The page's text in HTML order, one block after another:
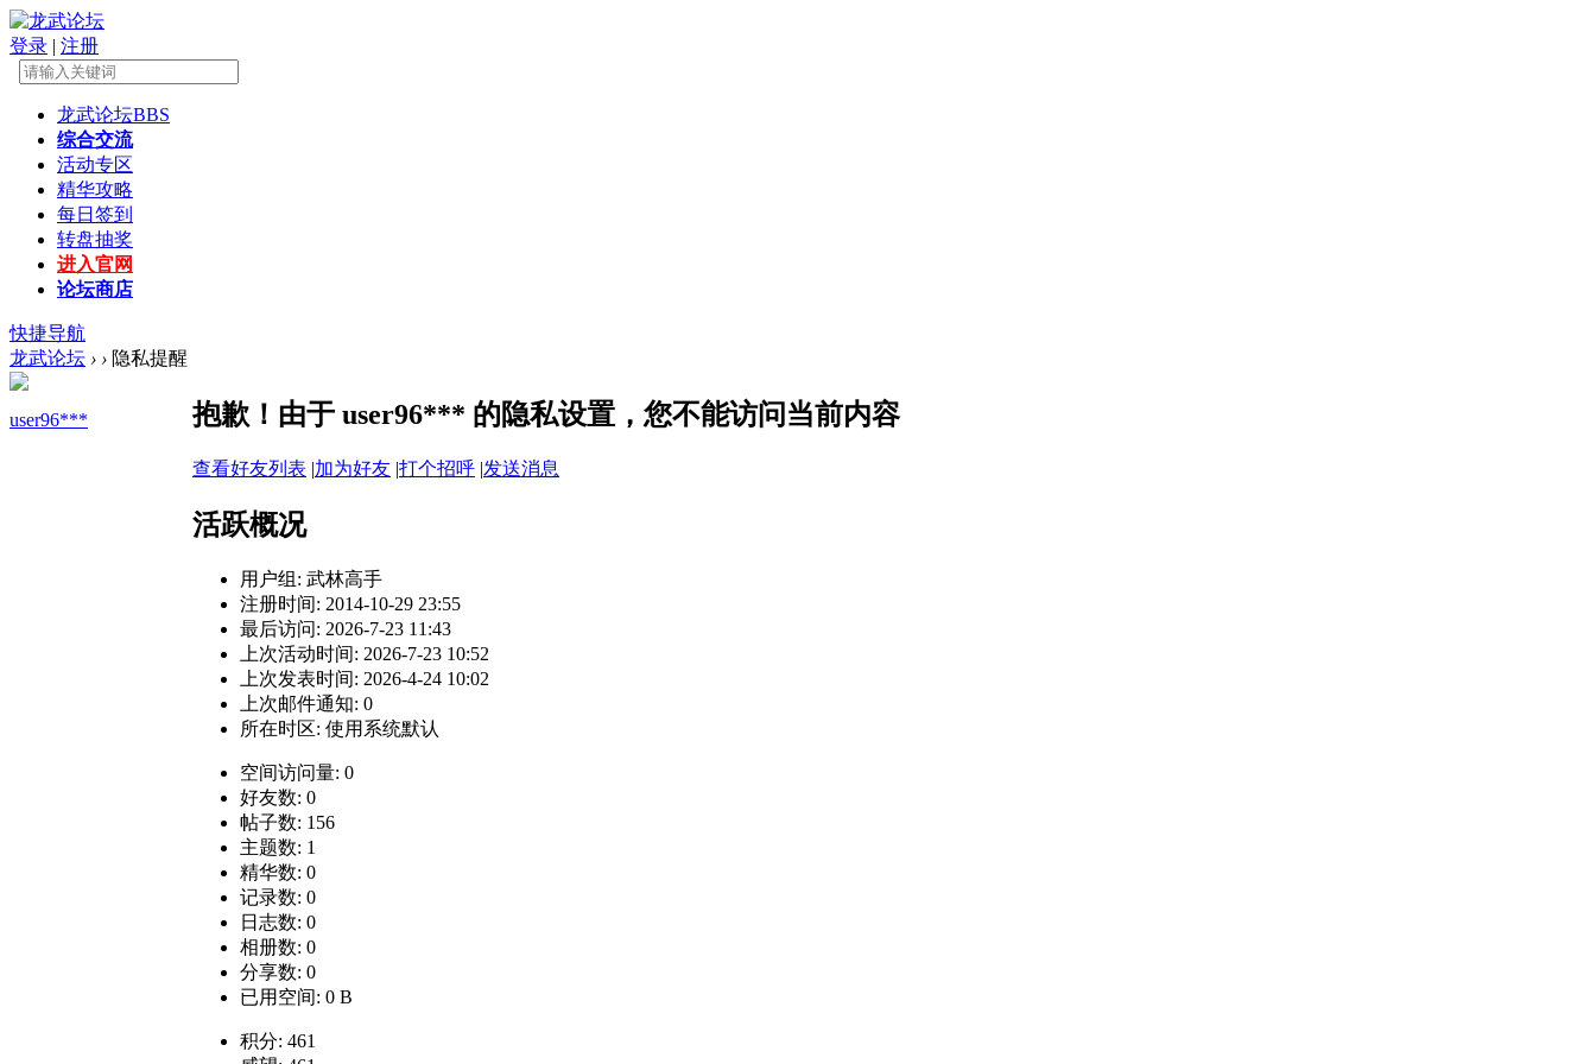
登录 | 注册
龙武论坛BBS
综合交流
活动专区
精华攻略
每日签到
转盘抽奖
进入官网
论坛商店
快捷导航
龙武论坛 › › 隐私提醒
user96*** 抱歉！由于 user96*** 的隐私设置，您不能访问当前内容
查看好友列表 |加为好友 |打个招呼 |发送消息
活跃概况
用户组: 武林高手
注册时间: 2014-10-29 23:55
最后访问: 2026-7-23 11:43
上次活动时间: 2026-7-23 10:52
上次发表时间: 2026-4-24 10:02
上次邮件通知: 0
所在时区: 使用系统默认
空间访问量: 0
好友数: 0
帖子数: 156
主题数: 1
精华数: 0
记录数: 0
日志数: 0
相册数: 0
分享数: 0
已用空间: 0 B
积分: 461